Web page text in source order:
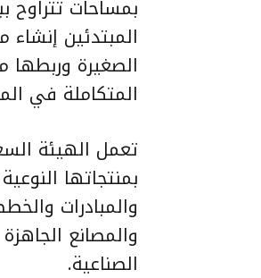
المبتدئين
الصغيرة وربطها
المتكاملة في
تعمل الهيئة
بمنتجاتها
والمبادرات
والمصانع
الصناعية.